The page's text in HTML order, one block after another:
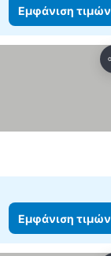
Εμφάνιση τιμών
Εμφάνιση τιμών